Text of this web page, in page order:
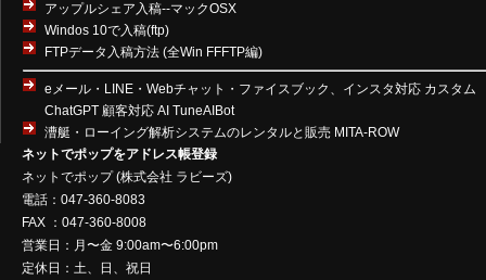
アップルシェア入稿--マックOSX
Windos 10で入稿(ftp)
FTPデータ入稿方法 (全Win FFFTP編)
eメール・LINE・Webチャット・ファイスブック、インスタ対応 カスタム
ChatGPT 顧客対応 AI TuneAIBot
漕艇・ローイング解析システムのレンタルと販売 MITA-ROW
ネットでポップをアドレス帳登録
ネットでポップ(株式会社 ラビーズ)
電話：047-360-8083
FAX ：047-360-8008
営業日：月〜金 9:00am〜6:00pm
定休日：土、日、祝日